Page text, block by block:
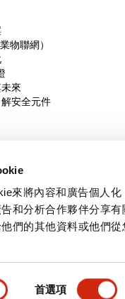
來將內容和廣告個人
和分析合作夥伴分享
們的其他資料或他們
首選項
物聯網）
來
安全元件
閱